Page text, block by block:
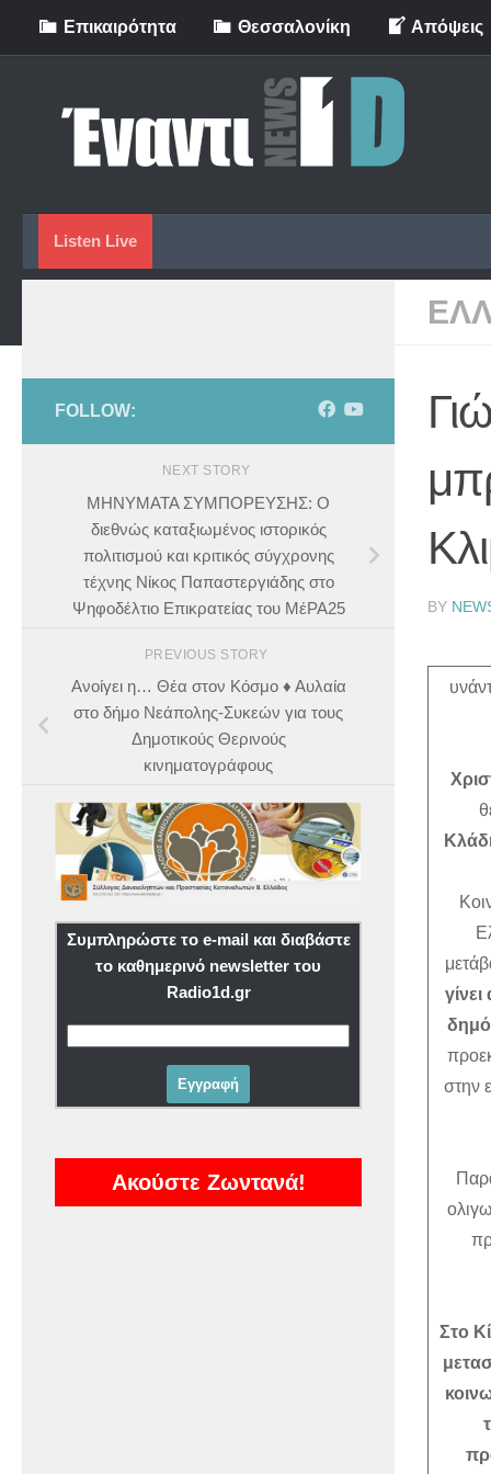
Skip to content
Eπικαιρότητα Θεσσαλονίκη Απόψεις
Listen Live
BY
στην
Στο
FOLLOW:
NEXT STORY
ΜΗΝΥΜΑΤΑ ΣΥΜΠΟΡΕΥΣΗΣ: Ο
διεθνώς καταξιωμένος ιστορικός
πολιτισμού και κριτικός σύγχρονης
τέχνης Νίκος Παπαστεργιάδης στο
Ψηφοδέλτιο Επικρατείας του ΜέΡΑ25
PREVIOUS STORY
Ανοίγει η… Θέα στον Κόσμο ♦ Αυλαία
στο δήμο Νεάπολης-Συκεών για τους
Δημοτικούς Θερινούς
κινηματογράφους
Συμπληρώστε το e-mail και διαβάστε
το καθημερινό newsletter του
Radio1d.gr
Ακούστε Ζωντανά!